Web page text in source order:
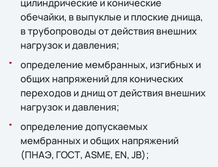
цилиндрические и конические
обечайки, в выпуклые и плоские днища,
в трубопроводы от действия внешних
нагрузок и давления;
определение мембранных, изгибных и
общих напряжений для конических
переходов и днищ от действия внешних
нагрузок и давления;
определение допускаемых
мембранных и общих напряжений
(ПНАЭ, ГОСТ, ASME, EN, JB);